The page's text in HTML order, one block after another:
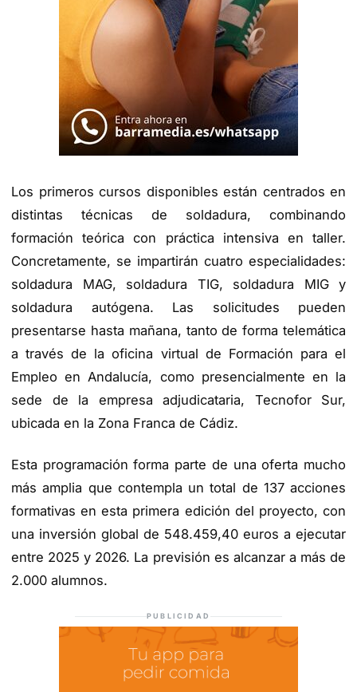
Los primeros cursos disponibles están centrados en
distintas técnicas de soldadura, combinando
formación teórica con práctica intensiva en taller.
Concretamente, se impartirán cuatro especialidades:
soldadura MAG, soldadura TIG, soldadura MIG y
soldadura autógena. Las solicitudes pueden
presentarse hasta mañana, tanto de forma telemática
a través de la oficina virtual de Formación para el
Empleo en Andalucía, como presencialmente en la
sede de la empresa adjudicataria, Tecnofor Sur,
ubicada en la Zona Franca de Cádiz.
Esta programación forma parte de una oferta mucho
más amplia que contempla un total de 137 acciones
formativas en esta primera edición del proyecto, con
una inversión global de 548.459,40 euros a ejecutar
entre 2025 y 2026. La previsión es alcanzar a más de
2.000 alumnos.
PUBLICIDAD